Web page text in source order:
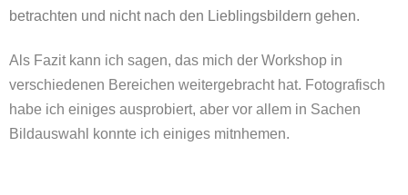
betrachten und nicht nach den Lieblingsbildern gehen.
Als Fazit kann ich sagen, das mich der Workshop in
verschiedenen Bereichen weitergebracht hat. Fotografisch
habe ich einiges ausprobiert, aber vor allem in Sachen
Bildauswahl konnte ich einiges mitnhemen.